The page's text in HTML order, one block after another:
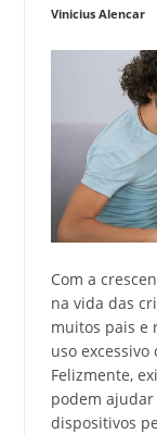
Vinicius Alencar
Com a
na vida das
muitos pais e
uso
Felizmente,
podem
dispositivos